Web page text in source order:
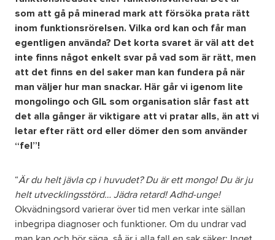
Om oss
Ordlista
FAQ
GDPR
Formulär
som att gå på minerad mark att försöka prata rätt
inom funktionsrörelsen. Vilka ord kan och får man
egentligen använda? Det korta svaret är väl att det
inte finns något enkelt svar på vad som är rätt, men
att det finns en del saker man kan fundera på när
man väljer hur man snackar. Här går vi igenom lite
mongolingo och GIL som organisation slår fast att
det alla gånger är viktigare att vi pratar alls, än att vi
letar efter rätt ord eller dömer den som använder
“fel”!
“Är du helt jävla cp i huvudet? Du är ett mongo! Du är ju
helt utvecklingsstörd… Jädra retard! Adhd-unge!
Okvädningsord varierar över tid men verkar inte sällan
inbegripa diagnoser och funktioner. Om du undrar vad